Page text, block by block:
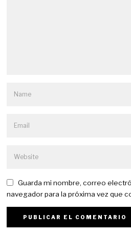
Guarda mi nombre, correo
navegador para la próxima vez que